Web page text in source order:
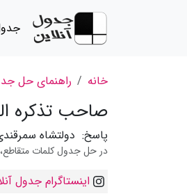
خانه راهنمای حل
صاحب تذکره
پاسخ: دولتشاه
در حل جدول کلمات
اینستاگرام جدول